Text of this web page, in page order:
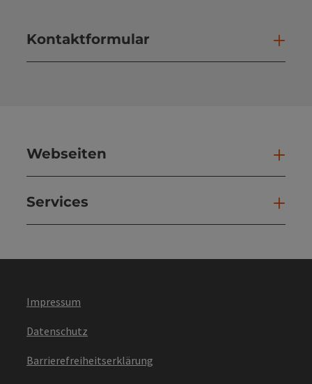
Kontaktformular
Webseiten
Services
Impressum
Datenschutz
Barrierefreiheitserklärung